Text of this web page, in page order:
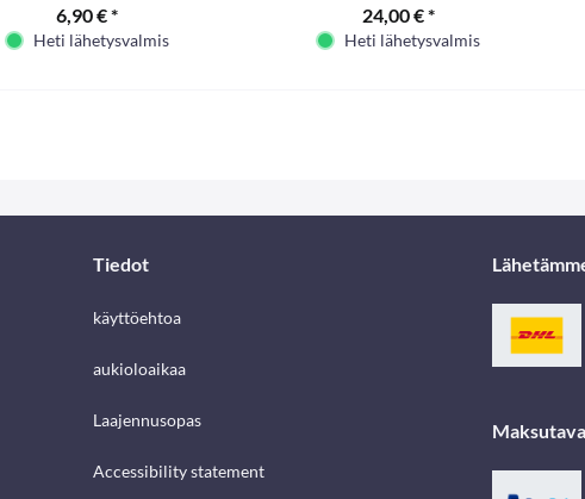
6,90 € *
Heti lähetysvalmis
24,00 € *
Heti lähetysvalmis
Tiedot
käyttöehtoa
aukioloaikaa
Laajennusopas
Accessibility statement